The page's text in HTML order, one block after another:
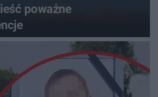
poważne